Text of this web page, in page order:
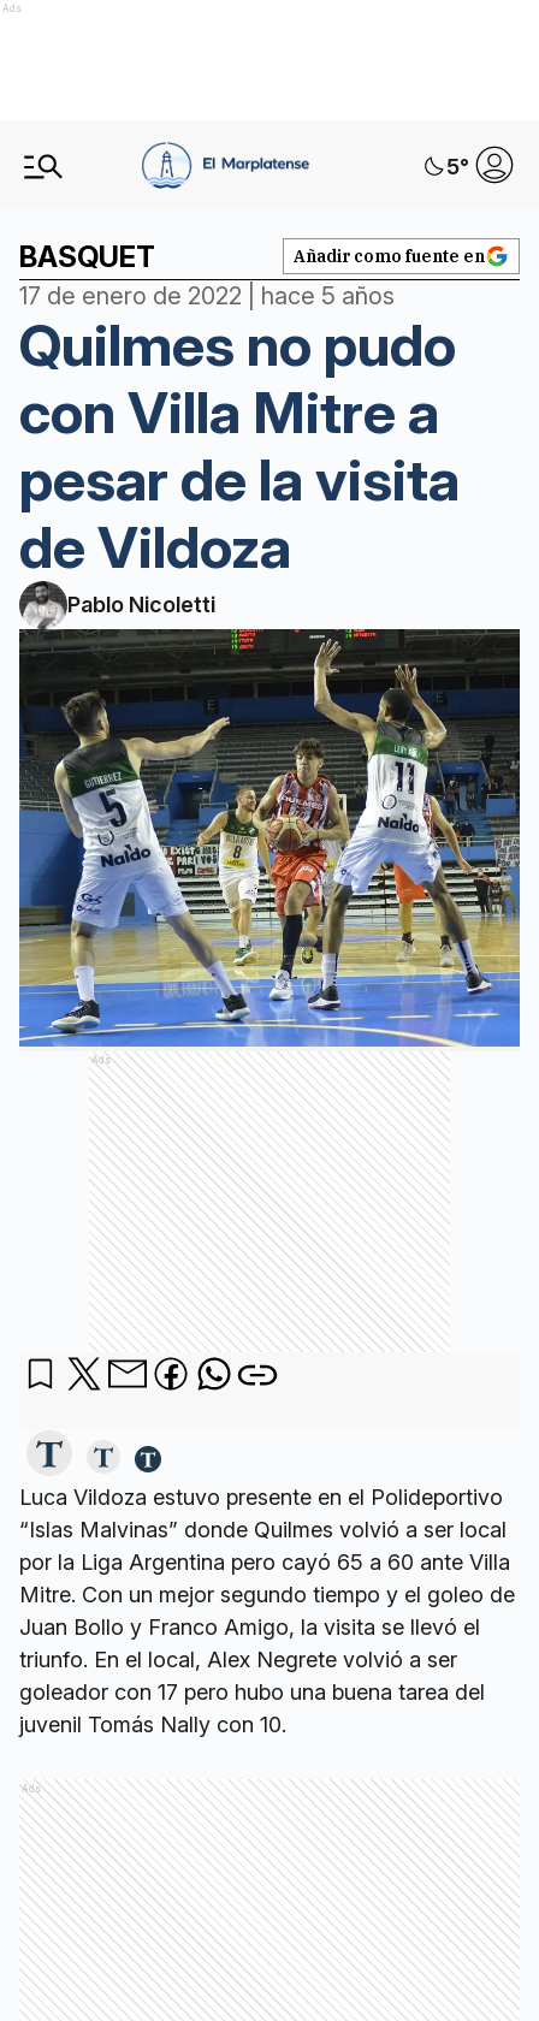
Ads
5°
BASQUET Añadir como fuente en
17 de enero de 2022 | hace 5 años
Quilmes no pudo
con Villa Mitre a
pesar de la visita
de Vildoza
Pablo Nicoletti
Ads
Luca Vildoza estuvo presente en el Polideportivo
“Islas Malvinas” donde Quilmes volvió a ser local
por la Liga Argentina pero cayó 65 a 60 ante Villa
Mitre. Con un mejor segundo tiempo y el goleo de
Juan Bollo y Franco Amigo, la visita se llevó el
triunfo. En el local, Alex Negrete volvió a ser
goleador con 17 pero hubo una buena tarea del
juvenil Tomás Nally con 10.
Ads